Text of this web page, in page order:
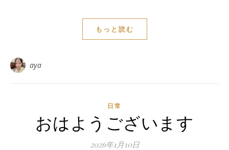
もっと読む
aya
日常
おはようございます
2026年1月10日